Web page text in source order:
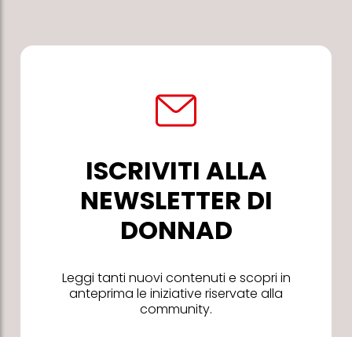
ISCRIVITI ALLA
NEWSLETTER DI
DONNAD
Leggi tanti nuovi contenuti e scopri in
anteprima le iniziative riservate alla
community.